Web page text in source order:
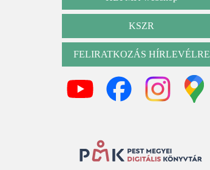
KSZR
FELIRATKOZÁS HÍRLEVÉLRE